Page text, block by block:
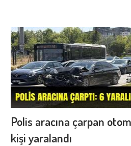
Polis aracına çarpan
kişi yaralandı